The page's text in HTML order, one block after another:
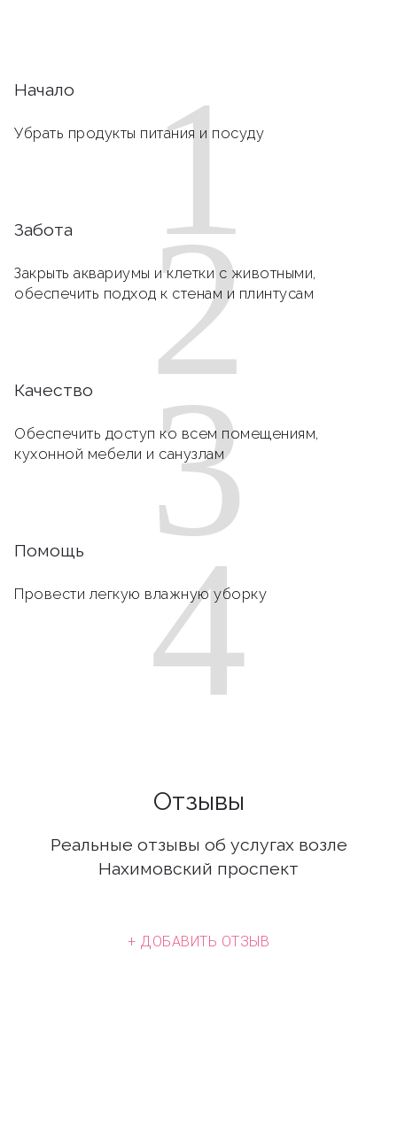
1
Начало
Убрать продукты питания и посуду
2
Забота
Закрыть аквариумы и клетки с животными,
обеспечить подход к стенам и плинтусам
3
Качество
Обеспечить доступ ко всем помещениям,
кухонной мебели и санузлам
4
Помощь
Провести легкую влажную уборку
Отзывы
Реальные отзывы об услугах возле
Нахимовский проспект
+ ДОБАВИТЬ ОТЗЫВ